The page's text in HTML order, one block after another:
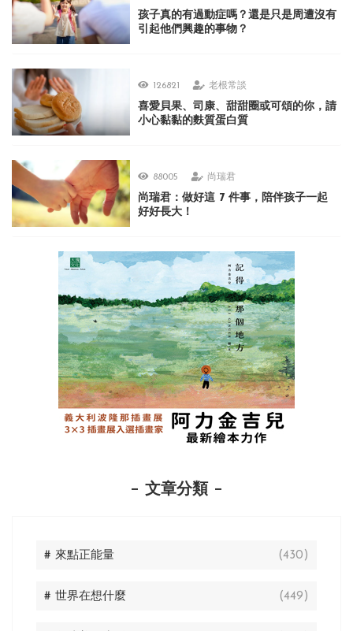
孩子真的有過動症嗎？還是只是周遭沒有
引起他們興趣的事物？
126821 老根常談
喜愛貝果、司康、甜甜圈或可頌的你，請
小心黏黏的麩質蛋白質
88005 尚瑞君
尚瑞君：做好這 7 件事，陪伴孩子一起
好好長大！
文章分類
# 來點正能量 (430)
# 世界在想什麼 (449)